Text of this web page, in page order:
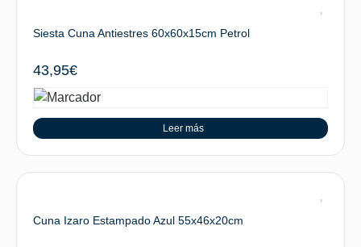
Siesta Cuna Antiestres 60x60x15cm Petrol
43,95€
Leer más
Cuna Izaro Estampado Azul 55x46x20cm